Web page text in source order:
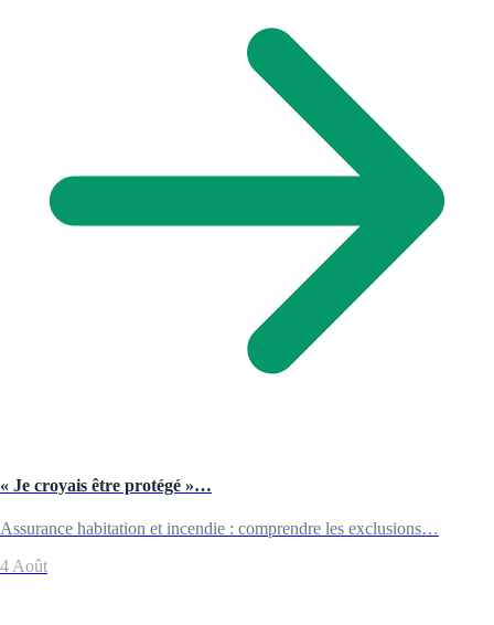
« Je croyais être protégé »…
Assurance habitation et incendie : comprendre les exclusions…
4 Août